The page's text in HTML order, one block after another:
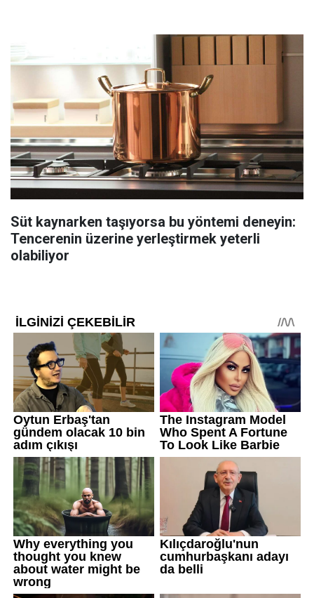
Süt kaynarken taşıyorsa bu yöntemi deneyin:
Tencerenin üzerine yerleştirmek yeterli
olabiliyor